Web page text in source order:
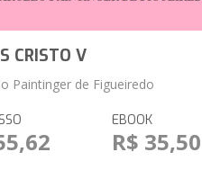
CRISTO V
Paintinger de Figueiredo
EBOOK
R$ 35,50